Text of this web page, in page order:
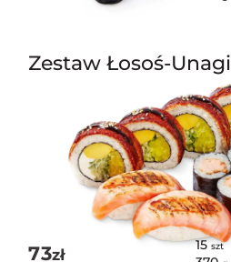
Zestaw Łosoś-Unagi
73zł
15szt